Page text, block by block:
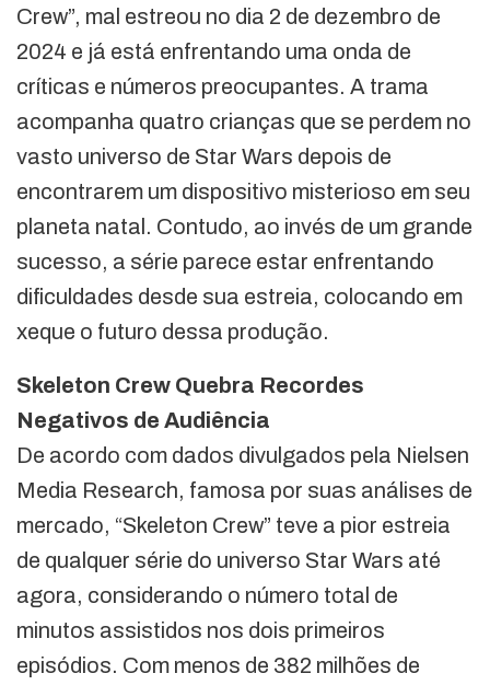
Crew”, mal estreou no dia 2 de dezembro de
2024 e já está enfrentando uma onda de
críticas e números preocupantes. A trama
acompanha quatro crianças que se perdem no
vasto universo de Star Wars depois de
encontrarem um dispositivo misterioso em seu
planeta natal. Contudo, ao invés de um grande
sucesso, a série parece estar enfrentando
dificuldades desde sua estreia, colocando em
xeque o futuro dessa produção.
Skeleton Crew Quebra Recordes
Negativos de Audiência
De acordo com dados divulgados pela Nielsen
Media Research, famosa por suas análises de
mercado, “Skeleton Crew” teve a pior estreia
de qualquer série do universo Star Wars até
agora, considerando o número total de
minutos assistidos nos dois primeiros
episódios. Com menos de 382 milhões de